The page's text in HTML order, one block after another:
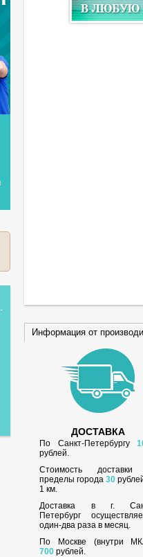
Информация от
ДОСТАВКА
По Санкт-Петербургу
рублей.
Стоимость
пределы города30
1 км.
Доставка в г.
Петербург
один-два раза в месяц.
По Москве (внутри
700 рублей.